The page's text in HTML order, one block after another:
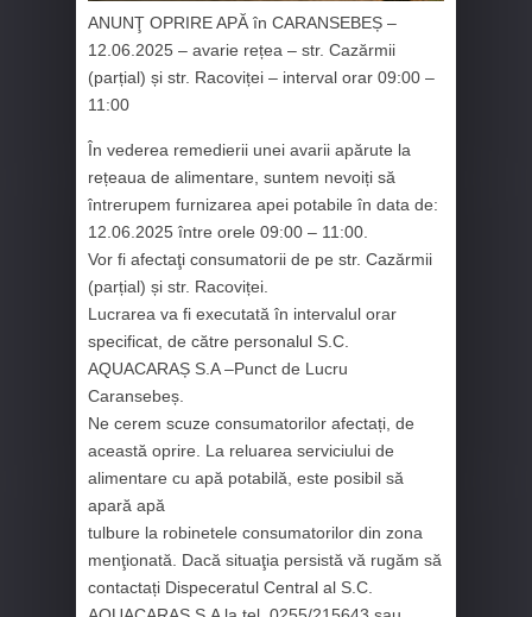
ANUNŢ OPRIRE APĂ în CARANSEBEȘ –
12.06.2025 – avarie rețea – str. Cazărmii
(parțial) și str. Racoviței – interval orar 09:00 –
11:00
În vederea remedierii unei avarii apărute la
rețeaua de alimentare, suntem nevoiți să
întrerupem furnizarea apei potabile în data de:
12.06.2025 între orele 09:00 – 11:00.
Vor fi afectaţi consumatorii de pe str. Cazărmii
(parțial) și str. Racoviței.
Lucrarea va fi executată în intervalul orar
specificat, de către personalul S.C.
AQUACARAȘ S.A –Punct de Lucru
Caransebeș.
Ne cerem scuze consumatorilor afectați, de
această oprire. La reluarea serviciului de
alimentare cu apă potabilă, este posibil să
apară apă
tulbure la robinetele consumatorilor din zona
menţionată. Dacă situaţia persistă vă rugăm să
contactați Dispeceratul Central al S.C.